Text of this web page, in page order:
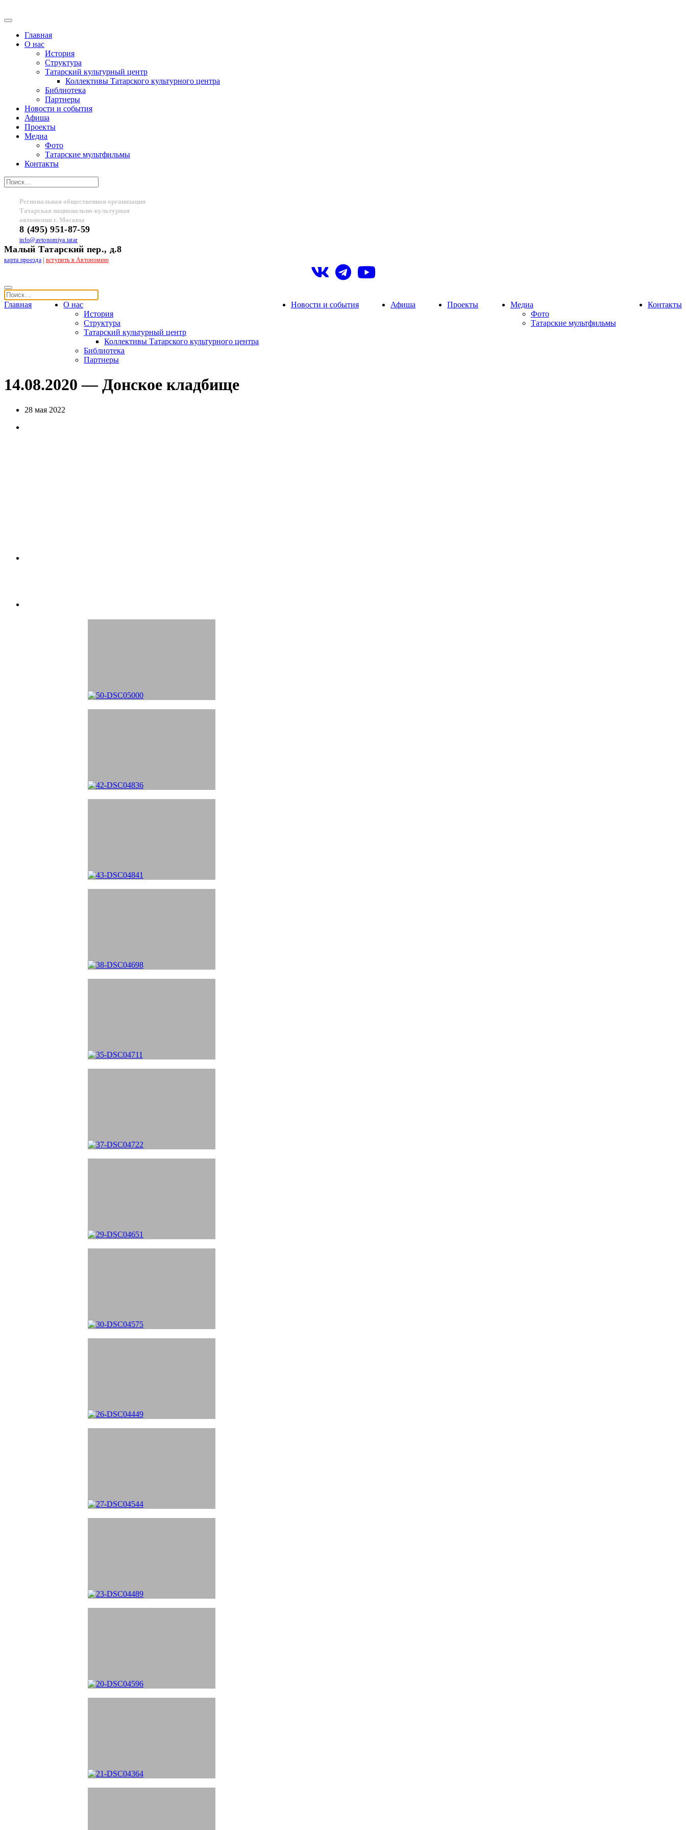
Главная
О нас
История
Структура
Татарский культурный центр
Коллективы Татарского культурного центра
Библиотека
Партнеры
Новости и события
Афиша
Проекты
Медиа
Фото
Татарские мультфильмы
Контакты
Региональная общественная организация
Татарская национально-культурная
автономия г. Москвы
8 (495) 951-87-59
info@avtonomiya.tatar
Малый Татарский пер., д.8
карта проезда| вступить в Автономию
Главная
О нас
История
Структура
Татарский культурный центр
Коллективы Татарского культурного центра
Библиотека
Партнеры
Новости и события Афиша Проекты
Медиа
Фото
Татарские мультфильмы
Контакты
14.08.2020 — Донское кладбище
28 мая 2022